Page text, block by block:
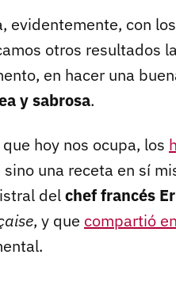
evidentemente, con los
otros resultados
en hacer una
y sabrosa.
que hoy nos ocupa, los
sino una receta en sí
delchef francés
, y que compartió